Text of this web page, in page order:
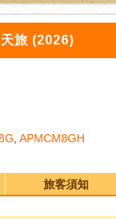
旅 (2026)
APMCM8GH
旅客須知